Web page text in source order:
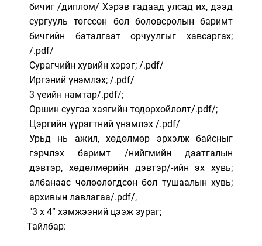
бичиг /диплом/ Хэрэв гадаад улсад их, дээд
сургууль төгссөн бол боловсролын баримт
бичгийн баталгаат орчуулгыг хавсаргах;
/.pdf/
Сурагчийн хувийн хэрэг; /.pdf/
Иргэний үнэмлэх; /.pdf/
3 үеийн намтар/.pdf/;
Оршин суугаа хаягийн тодорхойлолт/.pdf/;
Цэргийн үүрэгтний үнэмлэх /.pdf/
Урьд нь ажил, хөдөлмөр эрхэлж байсныг
гэрчлэх баримт /нийгмийн даатгалын
дэвтэр, хөдөлмөрийн дэвтэр/-ийн эх хувь;
албанаас чөлөөлөгдсөн бол тушаалын хувь;
архивын лавлагаа/.pdf/,
"3 х 4” хэмжээний цээж зураг;
Тайлбар: